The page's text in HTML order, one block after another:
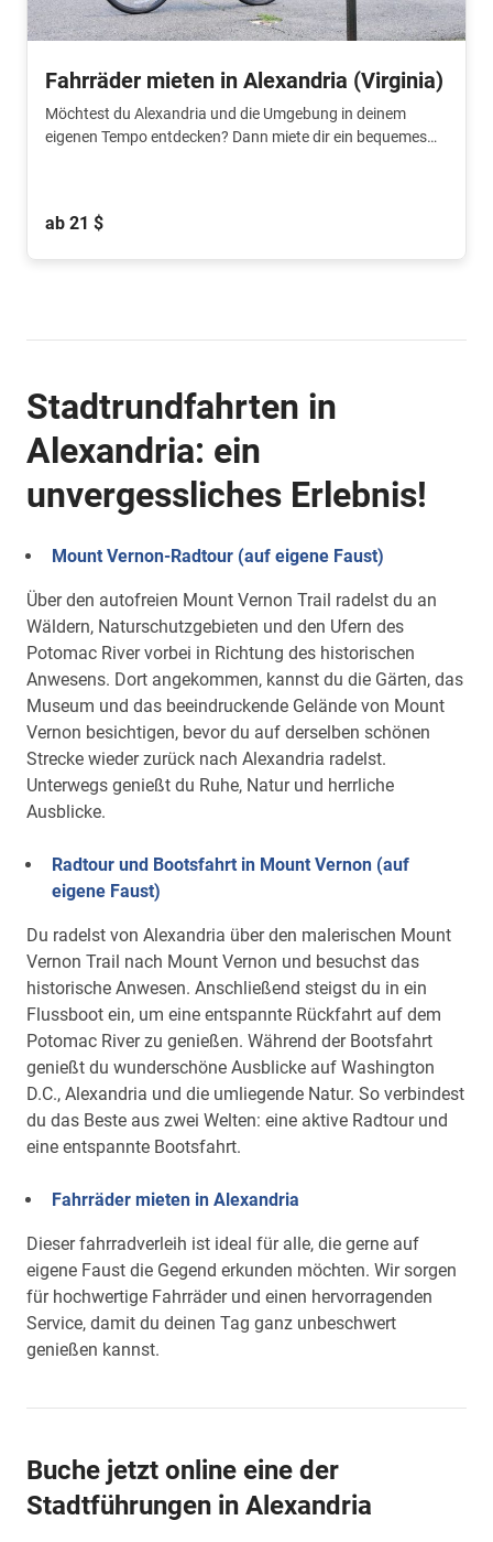
Fahrräder mieten in Alexandria (Virginia)
Möchtest du Alexandria und die Umgebung in deinem
eigenen Tempo entdecken? Dann miete dir ein bequemes
Vernon.
ab 21 $
Stadtrundfahrten in
Alexandria: ein
unvergessliches Erlebnis!
Mount Vernon-Radtour (auf eigene Faust)
Über den autofreien Mount Vernon Trail radelst du an
Wäldern, Naturschutzgebieten und den Ufern des
Potomac River vorbei in Richtung des historischen
Anwesens. Dort angekommen, kannst du die Gärten, das
Museum und das beeindruckende Gelände von Mount
Vernon besichtigen, bevor du auf derselben schönen
Strecke wieder zurück nach Alexandria radelst.
Unterwegs genießt du Ruhe, Natur und herrliche
Ausblicke.
Radtour und Bootsfahrt in Mount Vernon (auf
eigene Faust)
Du radelst von Alexandria über den malerischen Mount
Vernon Trail nach Mount Vernon und besuchst das
historische Anwesen. Anschließend steigst du in ein
Flussboot ein, um eine entspannte Rückfahrt auf dem
Potomac River zu genießen. Während der Bootsfahrt
genießt du wunderschöne Ausblicke auf Washington
D.C., Alexandria und die umliegende Natur. So verbindest
du das Beste aus zwei Welten: eine aktive Radtour und
eine entspannte Bootsfahrt.
Fahrräder mieten in Alexandria
Dieser fahrradverleih ist ideal für alle, die gerne auf
eigene Faust die Gegend erkunden möchten. Wir sorgen
für hochwertige Fahrräder und einen hervorragenden
Service, damit du deinen Tag ganz unbeschwert
genießen kannst.
Buche jetzt online eine der
Stadtführungen in Alexandria